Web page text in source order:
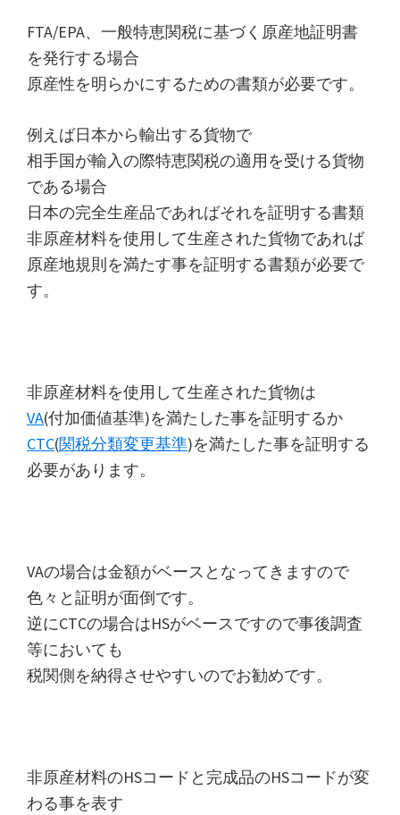
FTA/EPA、一般特恵関税に基づく原産地証明書
を発行する場合
原産性を明らかにするための書類が必要です。
例えば日本から輸出する貨物で
相手国が輸入の際特恵関税の適用を受ける貨物
である場合
日本の完全生産品であればそれを証明する書類
非原産材料を使用して生産された貨物であれば
原産地規則を満たす事を証明する書類が必要で
す。
非原産材料を使用して生産された貨物は
VA(付加価値基準)を満たした事を証明するか
CTC(関税分類変更基準)を満たした事を証明する
必要があります。
VAの場合は金額がベースとなってきますので
色々と証明が面倒です。
逆にCTCの場合はHSがベースですので事後調査
等においても
税関側を納得させやすいのでお勧めです。
非原産材料のHSコードと完成品のHSコードが変
わる事を表す